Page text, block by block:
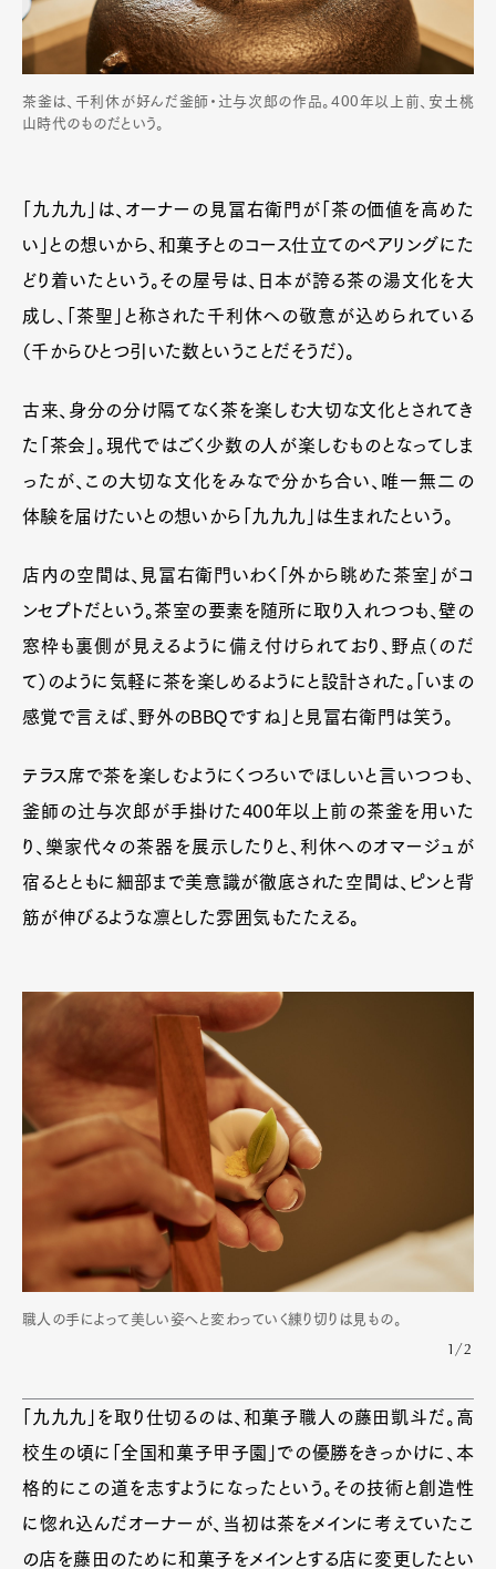
茶釜は、千利休が好んだ釜師・辻与次郎の作品。400年以上前、安土桃
山時代のものだという。
「九九九」は、オーナーの見冨右衛門が「茶の価値を高めた
い」との想いから、和菓子とのコース仕立てのペアリングにた
どり着いたという。その屋号は、日本が誇る茶の湯文化を大
成し、「茶聖」と称された千利休への敬意が込められている
（千からひとつ引いた数ということだそうだ）。
古来、身分の分け隔てなく茶を楽しむ大切な文化とされてき
た「茶会」。現代ではごく少数の人が楽しむものとなってしま
ったが、この大切な文化をみなで分かち合い、唯一無二の
体験を届けたいとの想いから「九九九」は生まれたという。
店内の空間は、見冨右衛門いわく「外から眺めた茶室」がコ
ンセプトだという。茶室の要素を随所に取り入れつつも、壁の
窓枠も裏側が見えるように備え付けられており、野点（のだ
て）のように気軽に茶を楽しめるようにと設計された。「いまの
感覚で言えば、野外のBBQですね」と見冨右衛門は笑う。
テラス席で茶を楽しむようにくつろいでほしいと言いつつも、
釜師の辻与次郎が手掛けた400年以上前の茶釜を用いた
り、樂家代々の茶器を展示したりと、利休へのオマージュが
宿るとともに細部まで美意識が徹底された空間は、ピンと背
筋が伸びるような凛とした雰囲気もたたえる。
職人の手によって美しい姿へと変わっていく練り切りは見もの。
1/2
「九九九」を取り仕切るのは、和菓子職人の藤田凱斗だ。高
校生の頃に「全国和菓子甲子園」での優勝をきっかけに、本
格的にこの道を志すようになったという。その技術と創造性
に惚れ込んだオーナーが、当初は茶をメインに考えていたこ
の店を藤田のために和菓子をメインとする店に変更したとい